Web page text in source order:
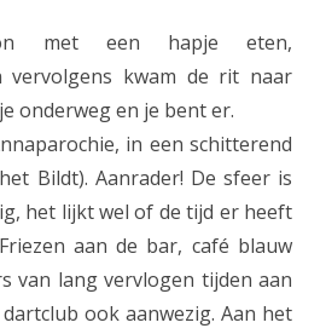
met een hapje eten,
vervolgens kwam de rit naar
onderweg en je bent er.
in een schitterend
Bildt). Aanrader! De sfeer is
het lijkt wel of de tijd er heeft
aan de bar, café blauw
van lang vervlogen tijden aan
ook aanwezig. Aan het